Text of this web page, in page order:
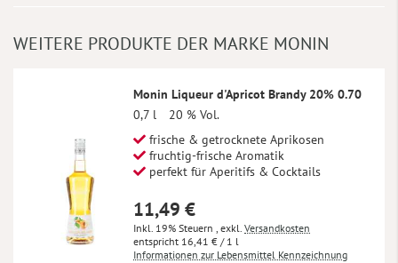
WEITERE PRODUKTE DER MARKE MONIN
Monin Liqueur d'Apricot Brandy 20% 0.70
0,7 l
20 % Vol.
frische & getrocknete Aprikosen
fruchtig-frische Aromatik
perfekt für Aperitifs & Cocktails
11,49 €
Inkl. 19% Steuern , exkl. Versandkosten
16,41 € / 1 l
Informationen zur Lebensmittel Kennzeichnung